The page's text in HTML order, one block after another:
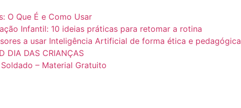
O Que É e Como Usar
Infantil: 10 ideias práticas para retomar a rotina
a usar Inteligência Artificial de forma ética e pedagógica
DIA DAS CRIANÇAS
– Material Gratuito